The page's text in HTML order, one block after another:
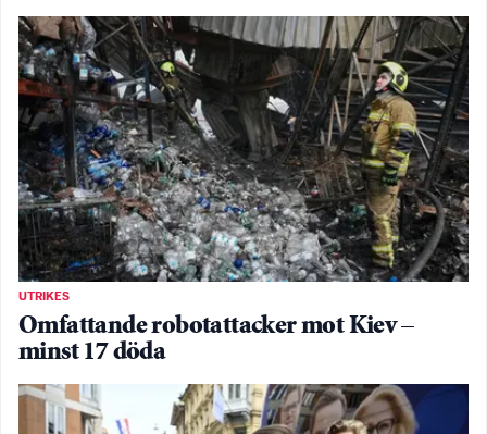
UTRIKES
Omfattande robotattacker mot Kiev –
minst 17 döda